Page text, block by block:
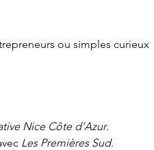
ou simples curieux
Nice Côte d’Azur.
Les Premières Sud.